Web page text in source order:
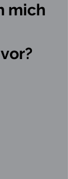
mich